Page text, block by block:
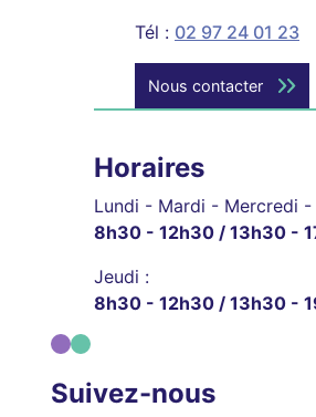
Tél : 02 97 24 01 23
Nous contacter
Horaires
Lundi - Mardi - Mercredi -
8h30 - 12h30 / 13h30 -
Jeudi :
8h30 - 12h30 / 13h30 -
Suivez-nous